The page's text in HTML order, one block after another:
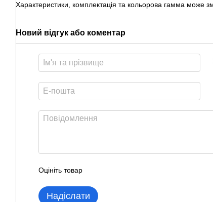
Характеристики, комплектація та кольорова гамма може
Новий відгук або коментар
Оцініть товар
Надіслати